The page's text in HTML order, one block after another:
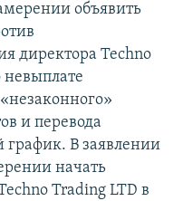
объявить
директора Techno
невыплате
и перевода
В заявлении
начать
Trading LTD в